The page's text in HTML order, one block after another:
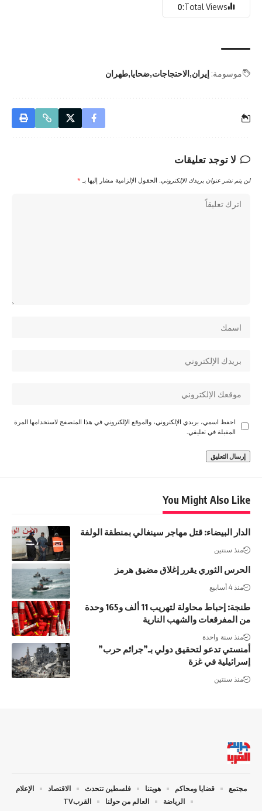
Total Views:
0
موسومة: إيران الاحتجاجات ضحايا طهران
لا توجد تعليقات
لن يتم نشر عنوان بريدك الإلكتروني. الحقول الإلزامية مشار إليها بـ *
احفظ اسمي، بريدي الإلكتروني، والموقع الإلكتروني في هذا المتصفح لاستخدامها المرة
المقبلة في تعليقي.
You Might Also Like
الدار البيضاء: قتل مهاجر سينغالي بمنطقة الولفة
منذ سنتين
الحرس الثوري يقرر إغلاق مضيق هرمز
منذ 4 أسابيع
طنجة: إحباط محاولة لتهريب 11 ألف و165 وحدة
من المفرقعات والشهب النارية
منذ سنة واحدة
أمنستي تدعو لتحقيق دولي بـ”جرائم حرب”
إسرائيلية في غزة
منذ سنتين
مجتمع قضايا ومحاكم هويتنا فلسطين تتحدث الاقتصاد
الإعلام
الرياضة
العالم من حولنا القربTV